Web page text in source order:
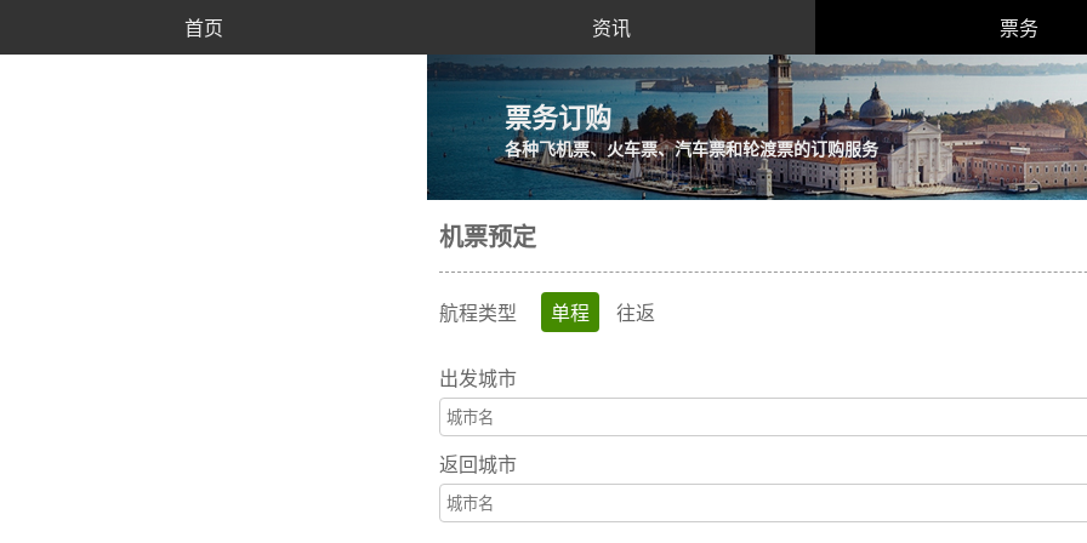
首页 资讯 票务
票务订购
各种飞机票、火车票、汽车票和轮渡票的订购服务
机票预定
航程类型 单程 往返
出发城市
返回城市